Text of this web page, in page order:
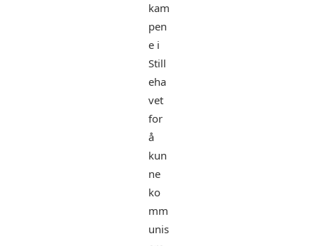
kam
pen
e i
Still
eha
vet
for
å
kun
ne
ko
mm
unis